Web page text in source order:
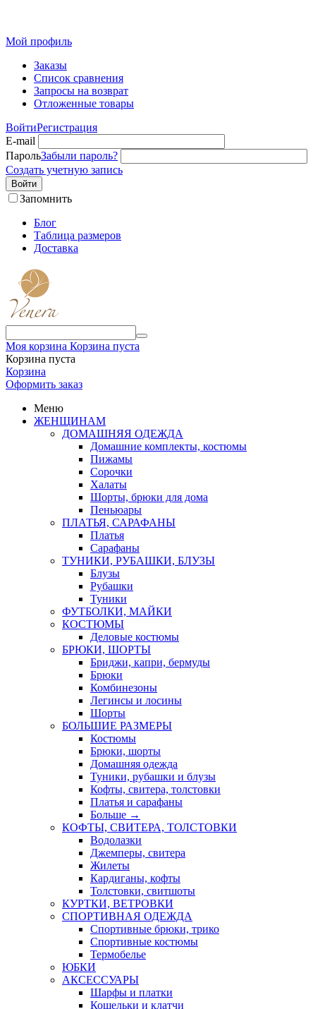
Мой профиль
Заказы
Список сравнения
Запросы на возврат
Отложенные товары
ВойтиРегистрация
E-mail
ПарольЗабыли пароль?
Создать учетную запись
Войти
Запомнить
Блог
Таблица размеров
Доставка
Моя корзина Корзина пуста
Корзина пуста
Корзина
Оформить заказ
Меню
ЖЕНЩИНАМ
ДОМАШНЯЯ ОДЕЖДА
Домашние комплекты, костюмы
Пижамы
Сорочки
Халаты
Шорты, брюки для дома
Пеньюары
ПЛАТЬЯ, САРАФАНЫ
Платья
Сарафаны
ТУНИКИ, РУБАШКИ, БЛУЗЫ
Блузы
Рубашки
Туники
ФУТБОЛКИ, МАЙКИ
КОСТЮМЫ
Деловые костюмы
БРЮКИ, ШОРТЫ
Бриджи, капри, бермуды
Брюки
Комбинезоны
Легинсы и лосины
Шорты
БОЛЬШИЕ РАЗМЕРЫ
Костюмы
Брюки, шорты
Домашняя одежда
Туники, рубашки и блузы
Кофты, свитера, толстовки
Платья и сарафаны
Больше →
КОФТЫ, СВИТЕРА, ТОЛСТОВКИ
Водолазки
Джемперы, свитера
Жилеты
Кардиганы, кофты
Толстовки, свитшоты
КУРТКИ, ВЕТРОВКИ
СПОРТИВНАЯ ОДЕЖДА
Спортивные брюки, трико
Спортивные костюмы
Термобелье
ЮБКИ
AКСЕССУАРЫ
Шарфы и платки
Кошельки и клатчи